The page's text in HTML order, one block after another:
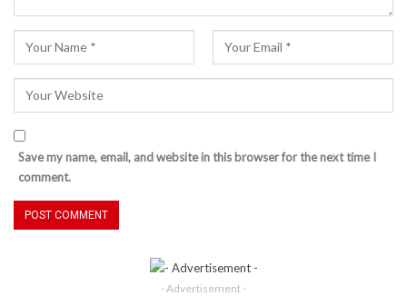
Save my name, email, and website in this browser for the next time I
comment.
- Advertisement -